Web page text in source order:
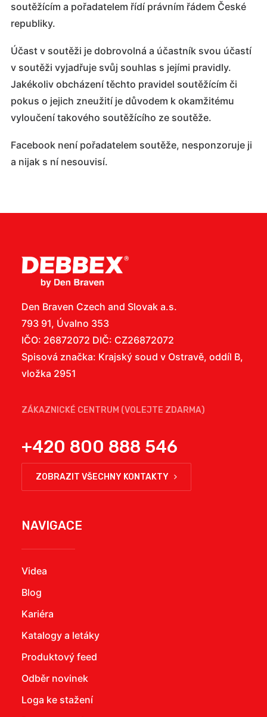
soutěžícím a pořadatelem řídí právním řádem České
republiky.
Účast v soutěži je dobrovolná a účastník svou účastí
v soutěži vyjadřuje svůj souhlas s jejími pravidly.
Jakékoliv obcházení těchto pravidel soutěžícím či
pokus o jejich zneužití je důvodem k okamžitému
vyloučení takového soutěžícího ze soutěže.
Facebook není pořadatelem soutěže, nesponzoruje ji
a nijak s ní nesouvisí.
Den Braven Czech and Slovak a.s.
793 91, Úvalno 353
IČO: 26872072 DIČ: CZ26872072
Spisová značka: Krajský soud v Ostravě, oddíl B,
vložka 2951
ZÁKAZNICKÉ CENTRUM (VOLEJTE ZDARMA)
+420 800 888 546
ZOBRAZIT VŠECHNY KONTAKTY
NAVIGACE
Videa
Blog
Kariéra
Katalogy a letáky
Produktový feed
Odběr novinek
Loga ke stažení